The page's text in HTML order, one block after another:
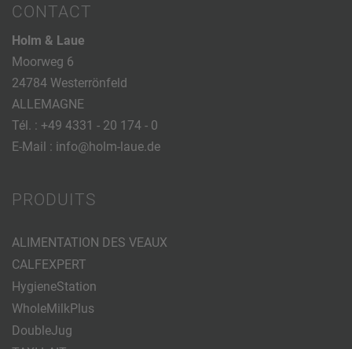
CONTACT
Holm & Laue
Moorweg 6
24784 Westerrönfeld
ALLEMAGNE
Tél. : +49 4331 - 20 174 - 0
E-Mail : info@holm-laue.de
PRODUITS
ALIMENTATION DES VEAUX
CALFEXPERT
HygieneStation
WholeMilkPlus
DoubleJug